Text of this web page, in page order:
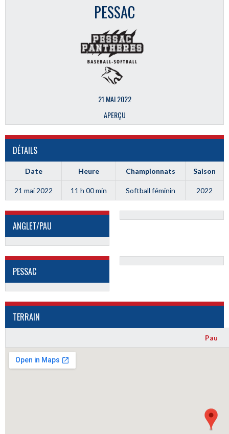
PESSAC
21 MAI 2022
APERÇU
DÉTAILS
Date Heure Championnats Saison
21 mai 2022 11 h 00 min Softball féminin 2022
ANGLET/PAU
PESSAC
TERRAIN
Pau